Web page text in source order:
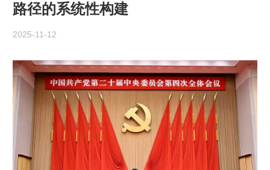
路径的系统性构建
2025-11-12